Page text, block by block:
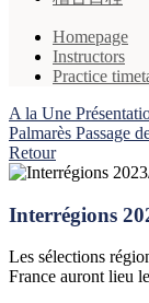
Homepage
Instructors
Practice
A la Une
Palmarès Passage
Retour
Interrégions
Les sélections
France auront lieu